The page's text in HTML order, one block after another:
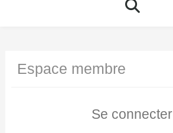
Espace membre
Se connecter